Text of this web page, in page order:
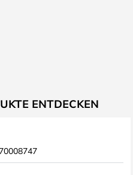
ENTDECKEN
70008747